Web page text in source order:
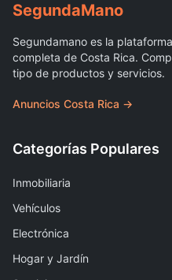
SegundaMano
Segundamano es la
completa de Costa Rica.
tipo de productos y servicios.
Anuncios Costa Rica →
Categorías Populares
Inmobiliaria
Vehículos
Electrónica
Hogar y Jardín